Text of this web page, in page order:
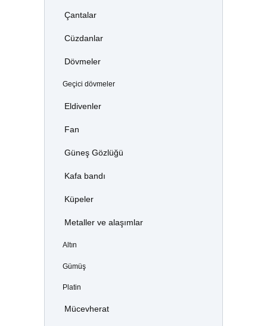
Çantalar
Cüzdanlar
Dövmeler
Geçici dövmeler
Eldivenler
Fan
Güneş Gözlüğü
Kafa bandı
Küpeler
Metaller ve alaşımlar
Altın
Gümüş
Platin
Mücevherat